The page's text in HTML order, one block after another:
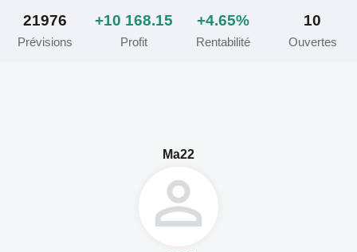
21976
Prévisions
+10 168.15
Profit
+4.65%
Rentabilité
10
Ouvertes
Ma22